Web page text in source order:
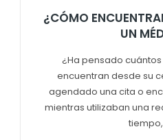
¿CÓMO
UN
¿Ha pensado
encuentran desde su
agendado una cita o
mientras utilizaban una